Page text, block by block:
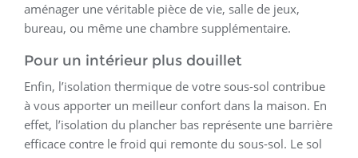
aménager une véritable pièce de vie, salle de jeux,
bureau, ou même une chambre supplémentaire.
Pour un intérieur plus douillet
Enfin, l’isolation thermique de votre sous-sol contribue
à vous apporter un meilleur confort dans la maison. En
effet, l’isolation du plancher bas représente une barrière
efficace contre le froid qui remonte du sous-sol. Le sol